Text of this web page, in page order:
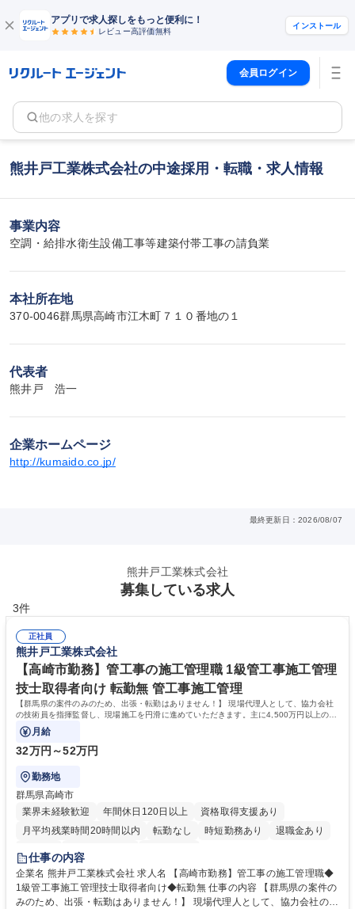
アプリで求人探しをもっと便利に！
レビュー高評価無料
インストール
会員ログイン
他の求人を探す
熊井戸工業株式会社の中途採用・転職・求人情報
事業内容
空調・給排水衛生設備工事等建築付帯工事の請負業
本社所在地
370-0046群馬県高崎市江木町７１０番地の１
代表者
熊井戸　浩一
企業ホームページ
http://kumaido.co.jp/
最終更新日：2026/08/07
熊井戸工業株式会社
募集している求人
3件
正社員
熊井戸工業株式会社
【高崎市勤務】管工事の施工管理職 1級管工事施工管理
技士取得者向け 転勤無 管工事施工管理
【群馬県の案件のみのため、出張・転勤はありません！】 現場代理人として、協力会社
の技術員を指揮監督し、現場施工を円滑に進めていただきます。主に4,500万円以上の現
場をお任せいたします！
月給
32万円～52万円
勤務地
群馬県高崎市
業界未経験歓迎
年間休日120日以上
資格取得支援あり
月平均残業時間20時間以内
転勤なし 時短勤務あり
退職金あり
在宅OK
完全週休2日制
仕事の内容
企業名 熊井戸工業株式会社 求人名 【高崎市勤務】管工事の施工管理職◆
1級管工事施工管理技士取得者向け◆転勤無 仕事の内容 【群馬県の案件の
みのため、出張・転勤はありません！】 現場代理人として、協力会社の技